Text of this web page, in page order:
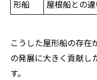
形船
屋根船との違
こうした屋形船の存在
の発展に大きく貢献し
す。